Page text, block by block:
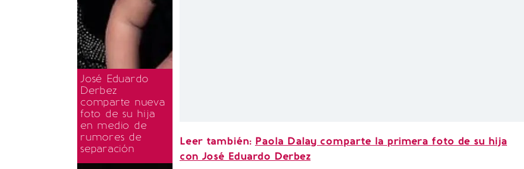
José Eduardo
Derbez
comparte nueva
foto de su hija
en medio de
rumores de
separación
Leer también: Paola Dalay comparte la primera foto de su hija
con José Eduardo Derbez